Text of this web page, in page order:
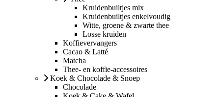
Kruidenbuiltjes mix
Kruidenbuiltjes enkelvoudig
Witte, groene & zwarte thee
Losse kruiden
Koffievervangers
Cacao & Latté
Matcha
Thee- en koffie-accessoires
Koek & Chocolade & Snoep
Chocolade